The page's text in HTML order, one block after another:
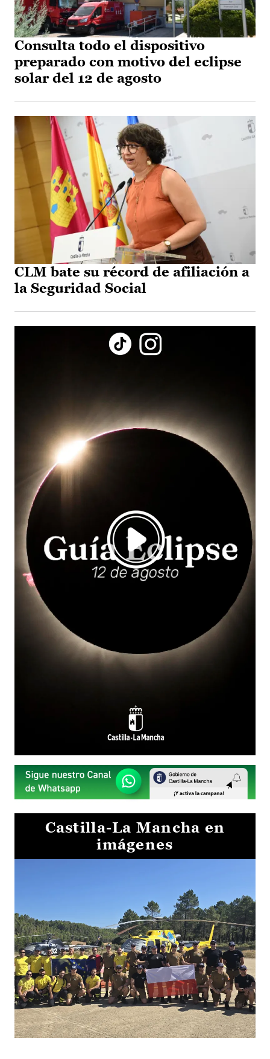
Consulta todo el dispositivo
preparado con motivo del eclipse
solar del 12 de agosto
CLM bate su récord de afiliación a
la Seguridad Social
Castilla-La Mancha en
imágenes